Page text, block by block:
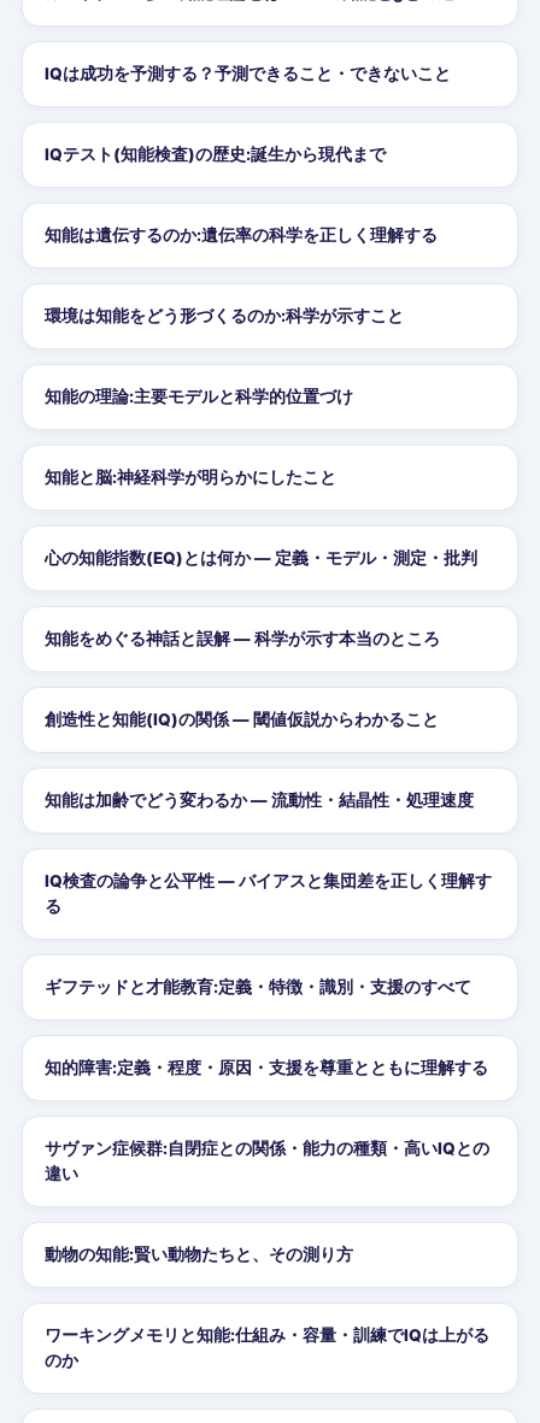
IQは成功を予測する？予測できること・できないこと
IQテスト(知能検査)の歴史:誕生から現代まで
知能は遺伝するのか:遺伝率の科学を正しく理解する
環境は知能をどう形づくるのか:科学が示すこと
知能の理論:主要モデルと科学的位置づけ
知能と脳:神経科学が明らかにしたこと
心の知能指数(EQ)とは何か — 定義・モデル・測定・批判
知能をめぐる神話と誤解 — 科学が示す本当のところ
創造性と知能(IQ)の関係 — 閾値仮説からわかること
知能は加齢でどう変わるか — 流動性・結晶性・処理速度
IQ検査の論争と公平性 — バイアスと集団差を正しく理解す
る
ギフテッドと才能教育:定義・特徴・識別・支援のすべて
知的障害:定義・程度・原因・支援を尊重とともに理解する
サヴァン症候群:自閉症との関係・能力の種類・高いIQとの
違い
動物の知能:賢い動物たちと、その測り方
ワーキングメモリと知能:仕組み・容量・訓練でIQは上がる
のか